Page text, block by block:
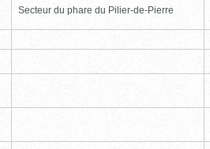
Secteur du phare du Pilier-de-Pierre